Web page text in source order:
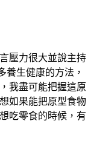
壓力很大並說主持
養生健康的方法，
我盡可能把握這原
如果能把原型食物
吃零食的時候，有